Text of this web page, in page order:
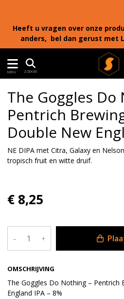
Heeft u vragen over onze
anders, bel dan gerust met
MENU ZOEKEN
OMSCHRIJVING
The Goggles Do Nothing – Pentrich
England IPA – 8%
The Goggles Do
Pentrich
Double New
NE DIPA met Citra, Galaxy en
tropisch fruit en witte druif.
€ 8,25
– +